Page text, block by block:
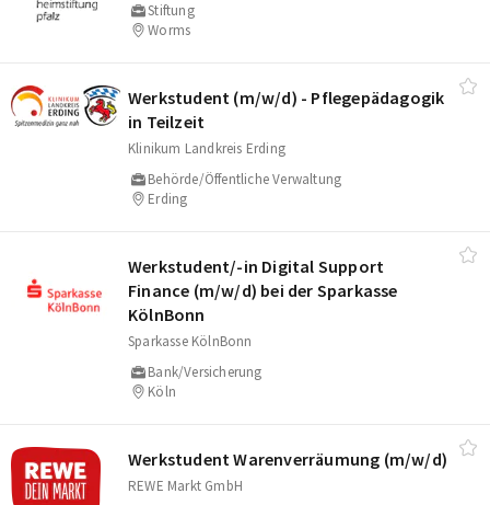
Stiftung
Worms
Werkstudent (m/​w/​d) - Pflegepädagogik
in Teilzeit
Klinikum Landkreis Erding
Behörde/Öffentliche Verwaltung
Erding
Werkstudent/​-in Digital Support
Finance (m/​w/​d) bei der Sparkasse
KölnBonn
Sparkasse KölnBonn
Bank/Versicherung
Köln
Werkstudent Warenverräumung (m/​w/​d)
REWE Markt GmbH